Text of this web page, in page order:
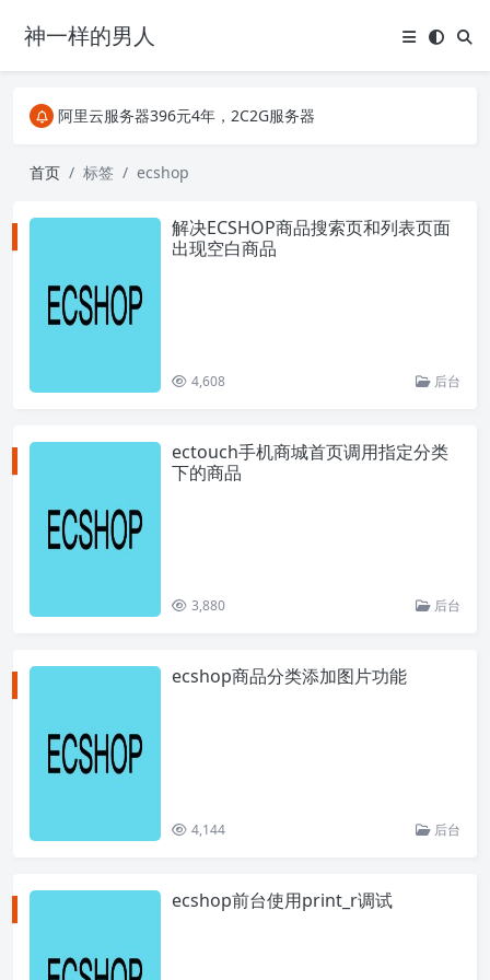
神一样的男人
阿里云服务器396元4年，2C2G服务器
关注Telegram频道有新消息第一时间推送
阿里云服务器396元4年，2C2G服务器
首页 标签 ecshop
解决ECSHOP商品搜索页和列表页面
出现空白商品
4,608 后台
ectouch手机商城首页调用指定分类
下的商品
3,880 后台
ecshop商品分类添加图片功能
4,144 后台
ecshop前台使用print_r调试